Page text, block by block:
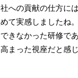
への貢献の仕方に
て実感しましたね
きなかった研修で
まった視座だと感